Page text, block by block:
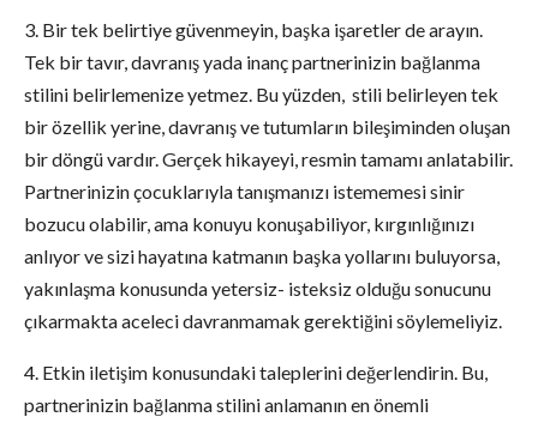
3. Bir tek belirtiye güvenmeyin, başka işaretler de arayın.
Tek bir tavır, davranış yada inanç partnerinizin bağlanma
stilini belirlemenize yetmez. Bu yüzden, stili belirleyen tek
bir özellik yerine, davranış ve tutumların bileşiminden oluşan
bir döngü vardır. Gerçek hikayeyi, resmin tamamı anlatabilir.
Partnerinizin çocuklarıyla tanışmanızı istememesi sinir
bozucu olabilir, ama konuyu konuşabiliyor, kırgınlığınızı
anlıyor ve sizi hayatına katmanın başka yollarını buluyorsa,
yakınlaşma konusunda yetersiz- isteksiz olduğu sonucunu
çıkarmakta aceleci davranmamak gerektiğini söylemeliyiz.
4. Etkin iletişim konusundaki taleplerini değerlendirin. Bu,
partnerinizin bağlanma stilini anlamanın en önemli